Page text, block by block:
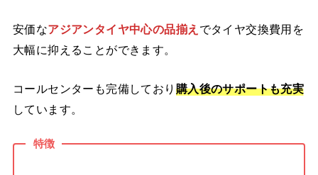
安価なアジアンタイヤ中心の品揃え でタイヤ交換費用を
大幅に抑えることができます。
コールセンターも完備しており 購入後のサポートも充実
しています。
特徴